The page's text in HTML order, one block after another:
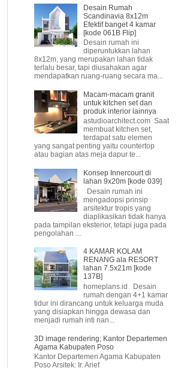
Desain Rumah
Scandinavia 8x12m
Efektif banget 4 kamar
[kode 061B Flip]
Desain rumah ini
diperuntukkan lahan
8x12m, yang merupakan lahan tidak
terlalu besar, tapi diusahakan agar
mendapatkan ruang-ruang secara ma...
Macam-macam granit
untuk kitchen set dan
produk interior lainnya
astudioarchitect.com Saat
membuat kitchen set,
terdapat satu elemen
yang sangat penting yaitu countertop
atau bagian atas meja dapur te...
Konsep Innercourt di
lahan 9x20m [kode 039]
Desain rumah ini
mengadopsi prinsip
arsitektur tropis yang
diaplikasikan tidak hanya
pada tampilan eksterior, tetapi juga pada
pengolahan ...
4 KAMAR KOLAM
RENANG ala RESORT
lahan 7.5x21m [kode
137B]
homeplans.id Desain
rumah dengan 4+1 kamar
tidur ini dirancang untuk keluarga muda
yang disiapkan hingga dewasa dan
menjadi rumah inti nan...
3D image rendering; Kantor Departemen
Agama Kabupaten Poso
Kantor Departemen Agama Kabupaten
Poso Arsitek: Ir. Arief